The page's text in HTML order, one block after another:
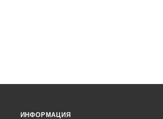
ИНФОРМАЦИЯ